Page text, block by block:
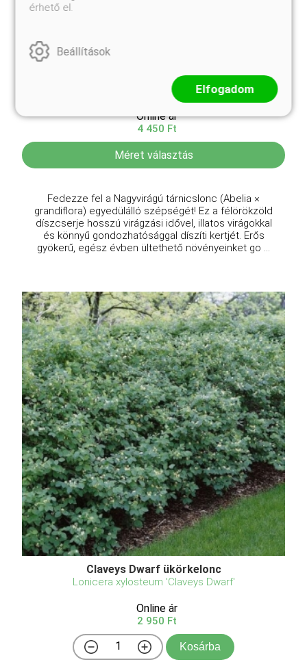
Nagyvirágú tárnicslonc
Abelia grandiflora
Online ár
4 450 Ft
Méret választás
Fedezze fel a Nagyvirágú tárnicslonc (Abelia ×
grandiflora) egyedülálló szépségét! Ez a félörökzöld
díszcserje hosszú virágzási idővel, illatos virágokkal
és könnyű gondozhatósággal díszíti kertjét. Erős
gyökerű, egész évben ültethető növényeinket go ...
Claveys Dwarf ükörkelonc
Lonicera xylosteum 'Claveys Dwarf'
Online ár
2 950 Ft
Kosárba
érhető el.
Beállítások
Elfogadom